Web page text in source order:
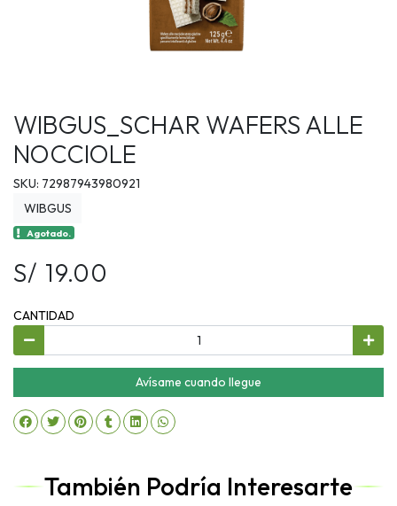
WIBGUS_SCHAR WAFERS ALLE
NOCCIOLE
SKU: 72987943980921
WIBGUS
Agotado.
S/ 19.00
CANTIDAD
Avísame cuando llegue
También Podría Interesarte